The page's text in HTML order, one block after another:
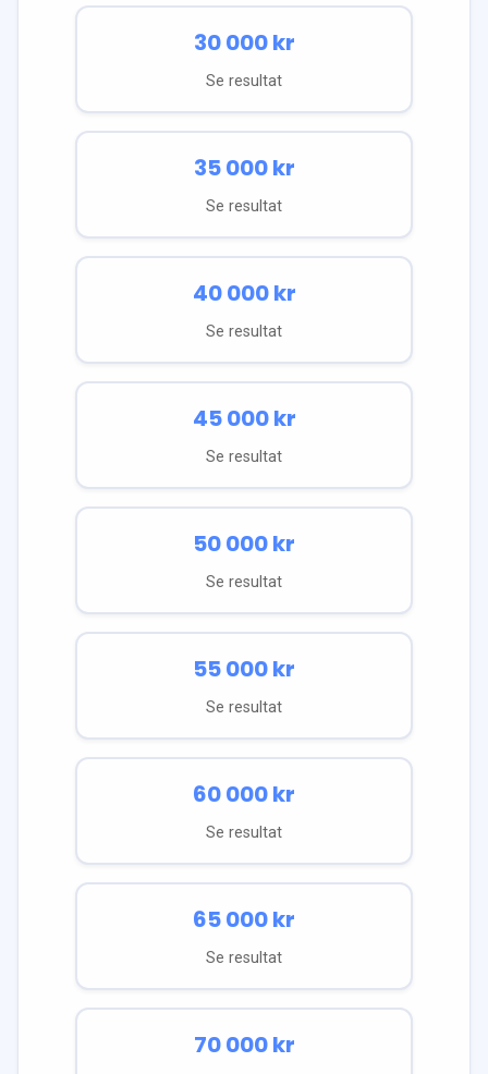
30 000kr
Se resultat
35 000kr
Se resultat
40 000kr
Se resultat
45 000kr
Se resultat
50 000kr
Se resultat
55 000kr
Se resultat
60 000kr
Se resultat
65 000kr
Se resultat
70 000kr